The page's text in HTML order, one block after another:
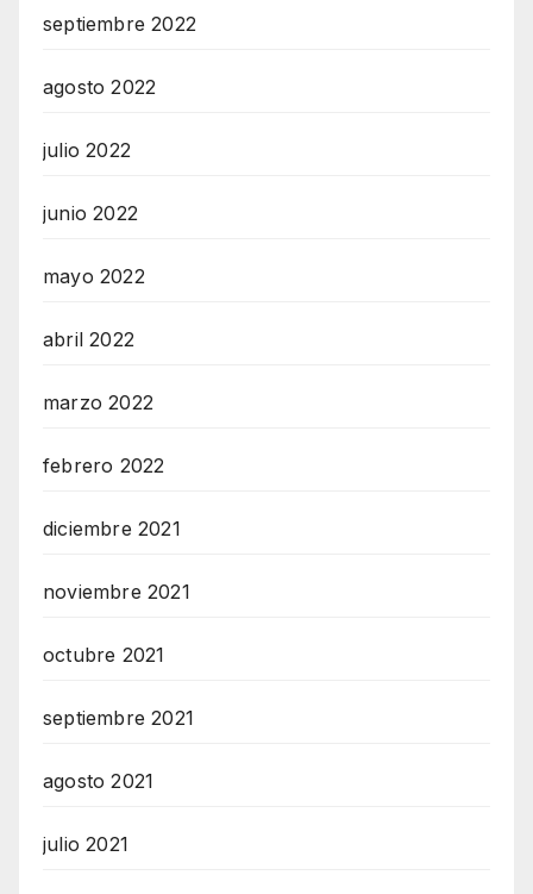
septiembre 2022
agosto 2022
julio 2022
junio 2022
mayo 2022
abril 2022
marzo 2022
febrero 2022
diciembre 2021
noviembre 2021
octubre 2021
septiembre 2021
agosto 2021
julio 2021